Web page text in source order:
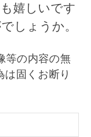
嬉しいです
しょうか。